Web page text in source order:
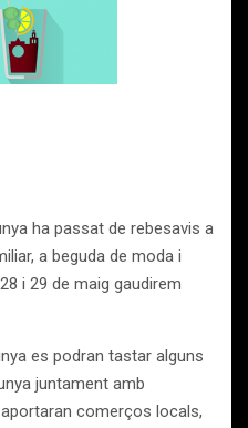
ha passat de rebesavis a
a beguda de moda i
i 29 de maig gaudirem
es podran tastar alguns
juntament amb
comerços locals,